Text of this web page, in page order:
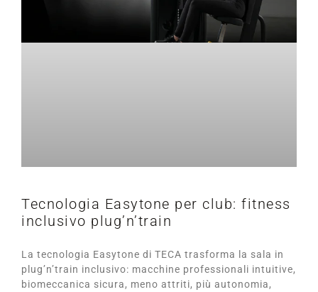
Tecnologia Easytone per club: fitness
inclusivo plug’n’train
La tecnologia Easytone di TECA trasforma la sala in
plug’n’train inclusivo: macchine professionali intuitive,
biomeccanica sicura, meno attriti, più autonomia,